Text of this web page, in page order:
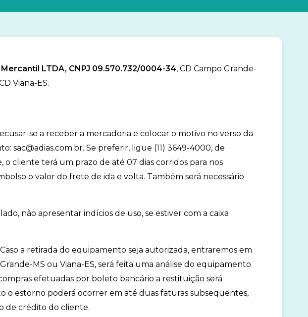
LTDA, CNPJ 09.570.732/0004-34, CD Campo Grande-
Viana-ES.
se a receber a mercadoria e colocar o motivo no verso da
sac@adias.com.br. Se preferir, ligue (11) 3649-4000, de
o cliente terá um prazo de até 07 dias corridos para nos
o valor do frete de ida e volta. Também será necessário
não apresentar indícios de uso, se estiver com a caixa
a retirada do equipamento seja autorizada, entraremos em
MS ou Viana-ES, será feita uma análise do equipamento
efetuadas por boleto bancário a restituição será
o estorno poderá ocorrer em até duas faturas subsequentes,
de crédito do cliente.